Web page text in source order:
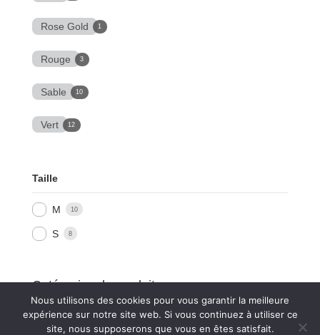
Rose Gold 1
Rouge 3
Sable 10
Vert 12
Taille
M 10
S 8
Catégories de produits
Sélectionner une catégorie
Nous utilisons des cookies pour vous garantir la meilleure
expérience sur notre site web. Si vous continuez à utiliser ce
site, nous supposerons que vous en êtes satisfait.